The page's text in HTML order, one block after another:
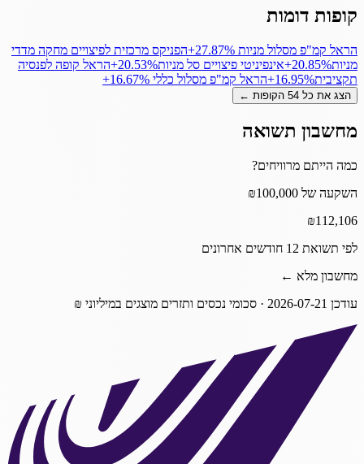
קופות דומות
הראל קמ"פ מסלול מניות ‎+27.87%הפניקס מרכזית לפיצויים מחקה מדדי
מניות‎+20.85%אינפיניטי פיצויים סל מניות‎+20.53%הראל קופה לפנסיה
תקציבית‎+16.95%הראל קמ"פ מסלול כללי ‎+16.67%
הצג את כל 54 הקופות ←
מחשבון תשואה
כמה הייתם מרוויחים?
השקעה של ₪100,000
₪112,106
לפי תשואת 12 חודשים אחרונים
מחשבון מלא ←
עודכן 2026-07-21 · סכומי נכסים ותזרים מוצגים במיליוני ₪